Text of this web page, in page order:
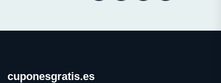
cuponesgratis.es